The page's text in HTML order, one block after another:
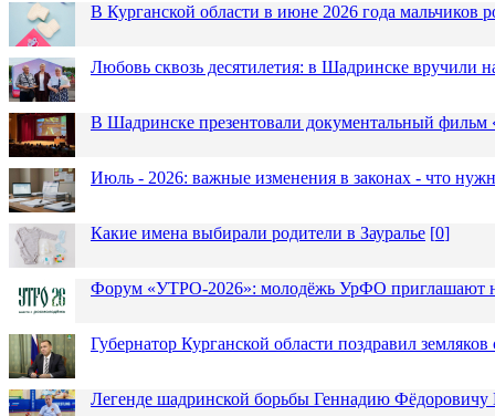
В Курганской области в июне 2026 года мальчиков
Любовь сквозь десятилетия: в Шадринске вручили
В Шадринске презентовали документальный
Июль - 2026: важные изменения в законах - что
Какие имена выбирали родители в Зауралье [0]
Форум «УТРО-2026»: молодёжь УрФО приглашают
Губернатор Курганской области поздравил
Легенде шадринской борьбы Геннадию Фёдоровичу